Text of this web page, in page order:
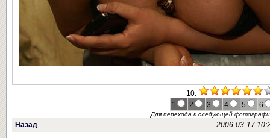
10.
1
2 3 4 5 6
Для перехода к следующей
Назад 2006-03-17